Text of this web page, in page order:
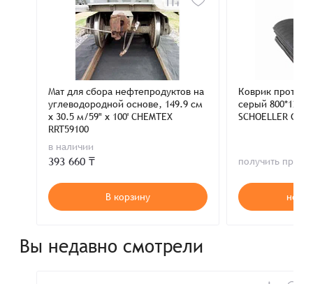
Мат для сбора нефтепродуктов на
углеводородной основе, 149.9 см
x 30.5 м/59" x 100' CHEMTEX
RRT59100
в наличии
393 660 ₸
В корзину
Коврик
серый
SCHOELLER
получить
нет в
Вы недавно смотрели